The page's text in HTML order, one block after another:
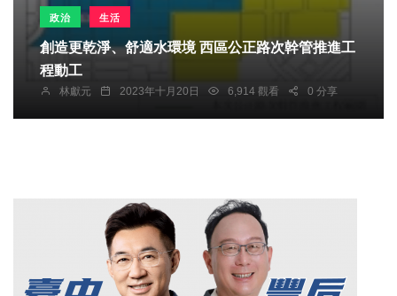
政治 生活
創造更乾淨、舒適水環境 西區公正路次幹管推進工
程動工
林獻元 2023年十月20日 6,914 觀看 0 分享